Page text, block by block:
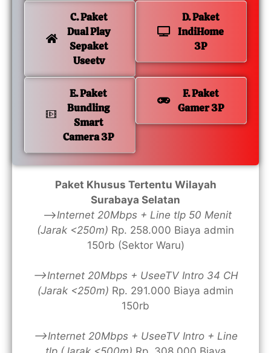
C. Paket
Dual Play
Sepaket
Useetv
D. Paket
IndiHome
3P
E. Paket
Bundling
Smart
Camera 3P
F. Paket
Gamer 3P
Paket Khusus Tertentu Wilayah
Surabaya Selatan
—>Internet 20Mbps + Line tlp 50 Menit
(Jarak <250m) Rp. 258.000 Biaya admin
150rb (Sektor Waru)
—>Internet 20Mbps + UseeTV Intro 34 CH
(Jarak <250m) Rp. 291.000 Biaya admin
150rb
—>Internet 20Mbps + UseeTV Intro + Line